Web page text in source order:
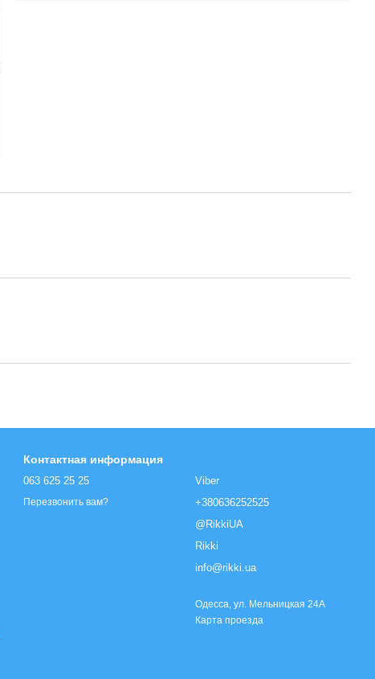
Контактная информация
063 625 25 25
Перезвонить вам?
Viber
+380636252525
@RikkiUA
Rikki
info@rikki.ua
Одесса, ул. Мельницкая 24А
Карта проезда